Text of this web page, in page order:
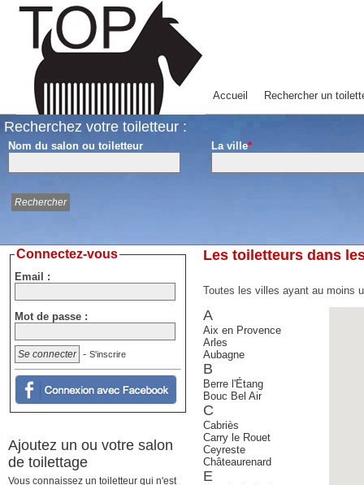
Accueil Rechercher un
Recherchez votre toiletteur :
Nom du salon ou toiletteur La ville*
Les toiletteurs dans
Toutes les villes ayant au moins
A
Aix en Provence
Arles
Aubagne
B
Berre l'Étang
Bouc Bel Air
C
Cabriès
Carry le Rouet
Ceyreste
Châteaurenard
E
Connectez-vous
Email :
Mot de passe :
- S'inscrire
Ajoutez un ou votre salon
de toilettage
Vous connaissez un toiletteur qui n'est